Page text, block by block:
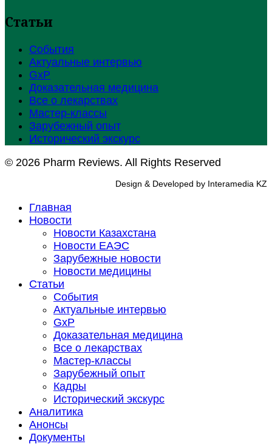
Статьи
События
Актуальные интервью
GxP
Доказательная медицина
Все о лекарствах
Мастер-классы
Зарубежный опыт
Исторический экскурс
© 2026 Pharm Reviews. All Rights Reserved
Design & Developed by Interamedia KZ
Главная
Новости
Новости Казахстана
Новости ЕАЭС
Зарубежные новости
Новости медицины
Статьи
События
Актуальные интервью
GxP
Доказательная медицина
Все о лекарствах
Мастер-классы
Зарубежный опыт
Кадры
Исторический экскурс
Аналитика
Анонсы
Документы